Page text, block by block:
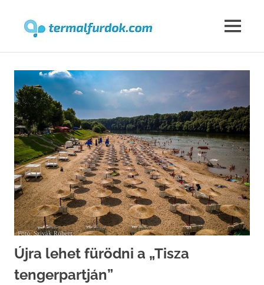
content
MENU
Újra lehet fürödni a „Tisza
tengerpartján”